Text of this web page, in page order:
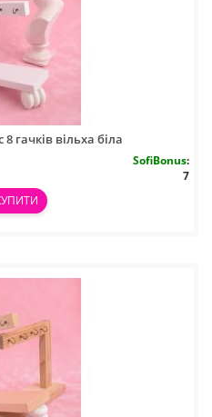
8 гачків вільха біла
SofiBonus:
7